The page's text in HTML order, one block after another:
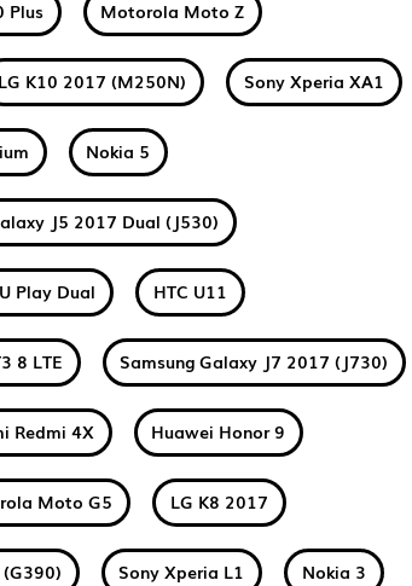
Plus Motorola Moto Z
LG K10 2017 (M250N) Sony Xperia XA1
Nokia 5
J5 2017 Dual (J530)
Play Dual HTC U11
8 LTE Samsung Galaxy J7 2017 (J730)
Redmi 4X Huawei Honor 9
Moto G5 LG K8 2017
Sony Xperia L1 Nokia 3